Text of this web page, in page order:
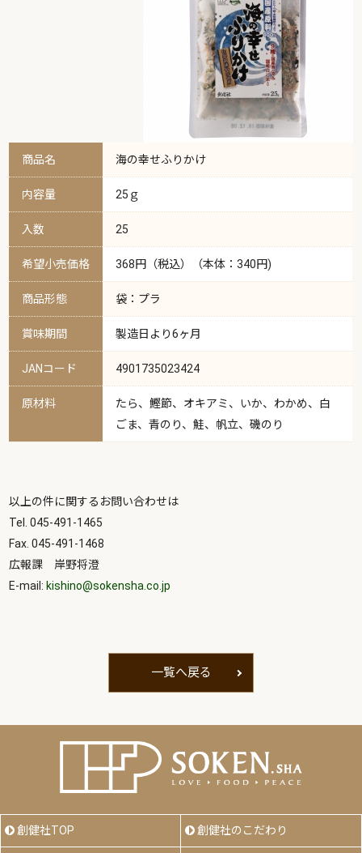
商品名 海の幸せふりかけ
内容量 25ｇ
入数 25
希望小売価格 368円（税込）（本体：340円)
商品形態 袋：プラ
賞味期間 製造日より6ヶ月
JANコード 4901735023424
原材料
たら、鰹節、オキアミ、いか、わかめ、白
ごま、青のり、鮭、帆立、磯のり
以上の件に関するお問い合わせは
Tel. 045-491-1465
Fax. 045-491-1468
広報課 岸野将澄
E-mail: kishino@sokensha.co.jp
一覧へ戻る
創健社TOP 創健社のこだわり